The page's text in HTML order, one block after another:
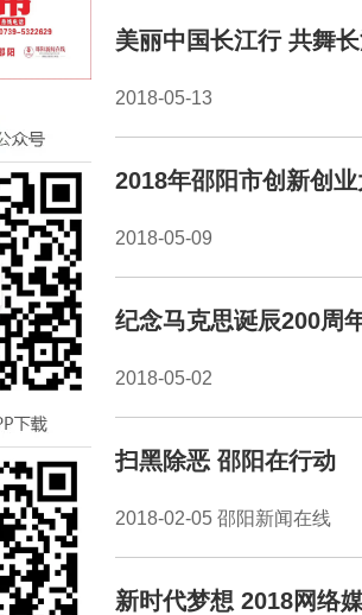
美丽中国长江行 共舞
2018-05-13
2018年邵阳市创新创
2018-05-09
纪念马克思诞辰200周
2018-05-02
扫黑除恶 邵阳在行动
2018-02-05 邵阳新闻在线
新时代梦想 2018网络